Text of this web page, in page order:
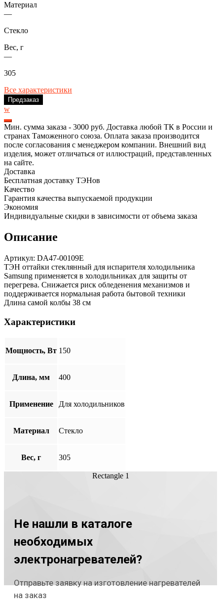
Материал
—
Стекло
Вес, г
—
305
Все характеристики
Предзаказ
w
Мин. сумма заказа - 3000 руб. Доставка любой ТК в России и
странах Таможенного союза. Оплата заказа производится
после согласования с менеджером компании. Внешний вид
изделия, может отличаться от иллюстраций, представленных
на сайте.
Доставка
Бесплатная доставку ТЭНов
Качество
Гарантия качества выпускаемой продукции
Экономия
Индивидуальные скидки в зависимости от объема заказа
Описание
Артикул: DA47-00109E
ТЭН оттайки стеклянный для испарителя холодильника
Samsung применяется в холодильниках для защиты от
перегрева. Снижается риск обледенения механизмов и
поддерживается нормальная работа бытовой техники
Длина самой колбы 38 см
Характеристики
Мощность, Вт 150
Длина, мм 400
Применение Для холодильников
Материал Стекло
Вес, г 305
Rectangle 1
Не нашли в каталоге
необходимых
электронагревателей?
Отправьте заявку на изготовление нагревателей
на заказ